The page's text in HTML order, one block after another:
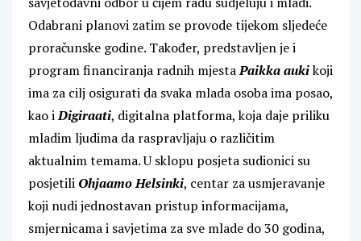
Odabrani planovi zatim se provode tijekom sljedeće
proračunske godine. Također, predstavljen je i
program financiranja radnih mjestaPaikka aukikoji
ima za cilj osigurati da svaka mlada osoba ima posao,
kao iDigiraati, digitalna platforma, koja daje priliku
mladim ljudima da raspravljaju o različitim
aktualnim temama. U sklopu posjeta sudionici su
posjetili Ohjaamo Helsinki, centar za usmjeravanje
koji nudi jednostavan pristup informacijama,
smjernicama i savjetima za sve mlade do 30 godina,